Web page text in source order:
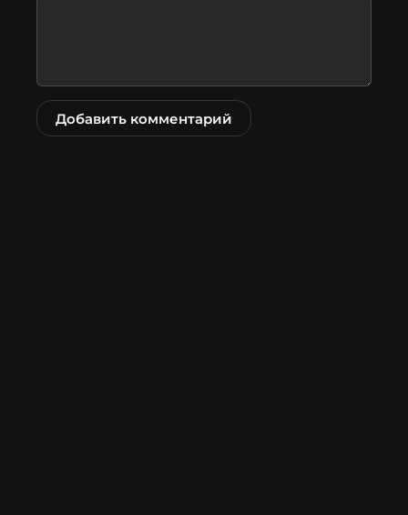
Добавить комментарий